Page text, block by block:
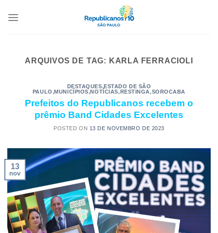
ARQUIVOS DE TAG: KARLA FERRACIOLI
DESTAQUES,ESTADO DE SÃO
PAULO,MUNICÍPIOS,NOTÍCIAS,RESTINGA,SOROCABA
Prefeitos do Republicanos recebem o
prêmio Band Cidades Excelentes
POSTED ON 13 DE NOVEMBRO DE 2023
13
nov